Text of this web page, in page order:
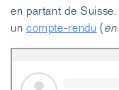
en partant de
un compte-rendu (